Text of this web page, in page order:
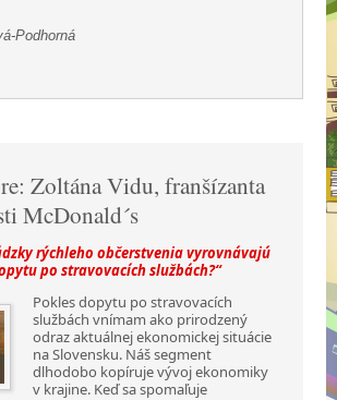
Podhorná
Zoltána Vidu, franšízanta
McDonald´s
rýchleho občerstvenia vyrovnávajú
po stravovacích službách?“
Pokles dopytu po stravovacích
službách vnímam ako prirodzený
odraz aktuálnej ekonomickej situácie
na Slovensku. Náš segment
dlhodobo kopíruje vývoj ekonomiky
v krajine. Keď sa spomaľuje